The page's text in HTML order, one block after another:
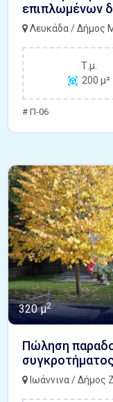
επιπλωμένων
Λευκάδα / Δήμος
Τ.μ.
200 μ²
# Π-06
320 μ2
Πώληση
Ιωάννινα / Δήμος